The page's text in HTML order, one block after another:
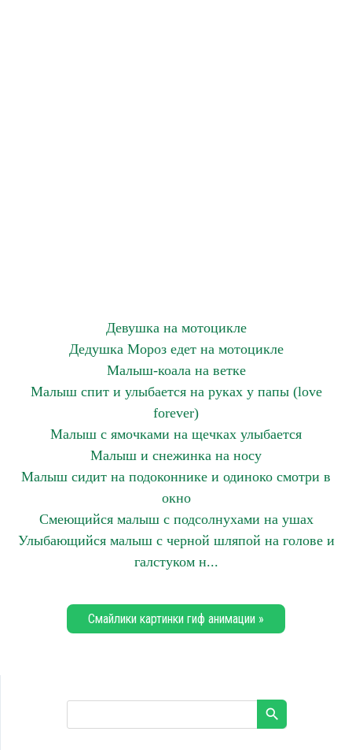
Девушка на мотоцикле
Дедушка Мороз едет на мотоцикле
Малыш-коала на ветке
Малыш спит и улыбается на руках у папы (love
forever)
Малыш с ямочками на щечках улыбается
Малыш и снежинка на носу
Малыш сидит на подоконнике и одиноко смотри в
окно
Смеющийся малыш с подсолнухами на ушах
Улыбающийся малыш с черной шляпой на голове и
галстуком н...
Смайлики картинки гиф анимации »